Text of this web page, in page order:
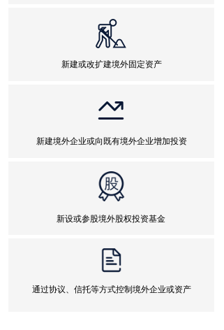
新建或改扩建境外固定资产
新建境外企业或向既有境外企业增加投资
新设或参股境外股权投资基金
通过协议、信托等方式控制境外企业或资产